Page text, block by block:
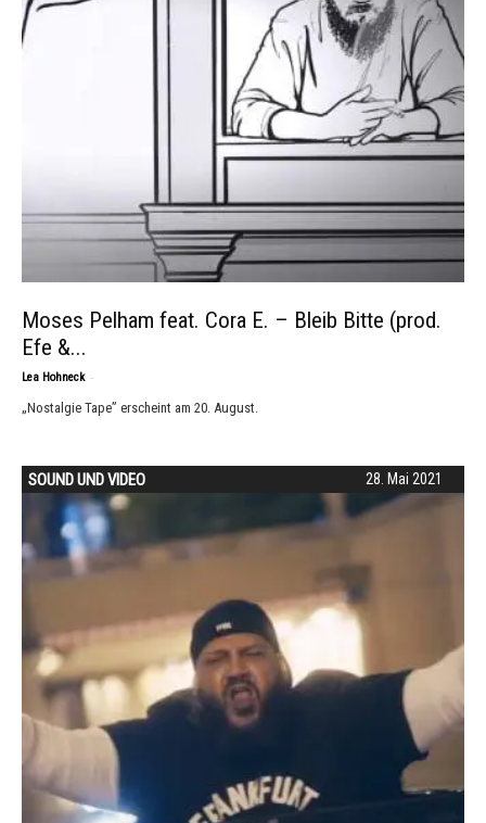
Moses Pelham feat. Cora E. – Bleib Bitte (prod.
Efe &...
Lea Hohneck -
„Nostalgie Tape” erscheint am 20. August.
28. Mai 2021
SOUND UND VIDEO